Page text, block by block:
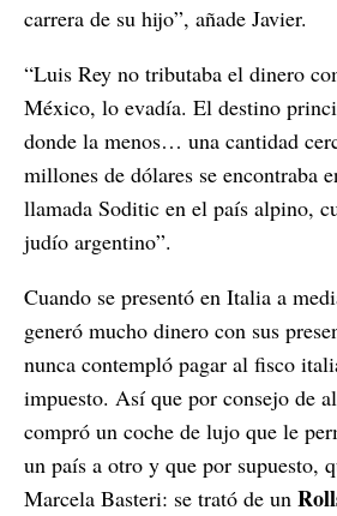
carrera de su hijo”, añade Javier.
“Luis Rey no tributaba el dinero
México, lo evadía. El destino
donde la menos… una cantidad
millones de dólares se encontraba
llamada Soditic en el país alpino,
judío argentino”.
Cuando se presentó en Italia a
generó mucho dinero con sus
nunca contempló pagar al fisco
impuesto. Así que por consejo de
compró un coche de lujo que le
un país a otro y que por supuesto,
Marcela Basteri: se trató de un